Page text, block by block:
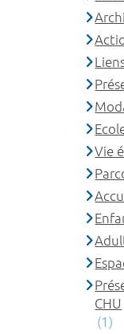
Vie
CHU
(1)